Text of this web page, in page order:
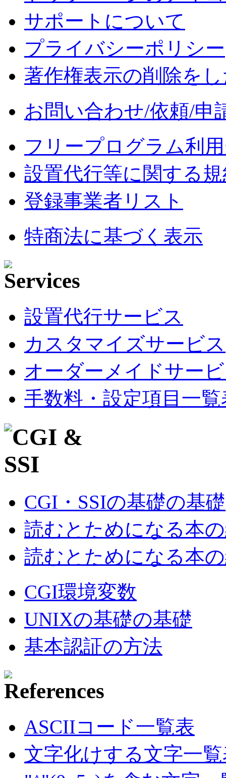
サポートについて
プライバシーポリシー
著作権表示の削除を
お問い合わせ/依頼/申
フリープログラム利
設置代行等に関する
登録事業者リスト
特商法に基づく表示
設置代行サービス
カスタマイズサービス
オーダーメイドサー
手数料・設定項目一覧
CGI・SSIの基礎の基礎
読むとためになる本
読むとためになる本
CGI環境変数
UNIXの基礎の基礎
基本認証の方法
ASCIIコード一覧表
文字化けする文字一